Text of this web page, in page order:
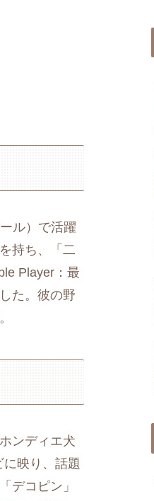
ル）で活躍
持ち、「二
Player：最
た。彼の野
ンディエ犬
映り、話題
デコピン」